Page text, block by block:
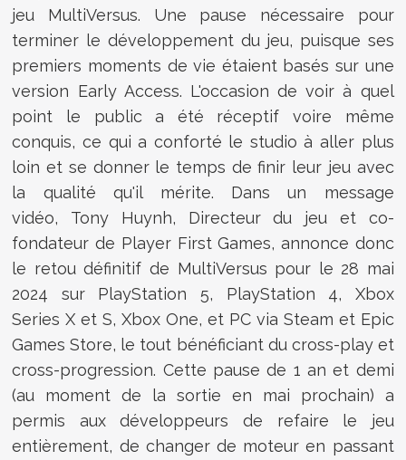
jeu MultiVersus. Une pause nécessaire pour
terminer le développement du jeu, puisque ses
premiers moments de vie étaient basés sur une
version Early Access. L'occasion de voir à quel
point le public a été réceptif voire même
conquis, ce qui a conforté le studio à aller plus
loin et se donner le temps de finir leur jeu avec
la qualité qu'il mérite. Dans un message
vidéo, Tony Huynh, Directeur du jeu et co-
fondateur de Player First Games, annonce donc
le retou définitif de MultiVersus pour le 28 mai
2024 sur PlayStation 5, PlayStation 4, Xbox
Series X et S, Xbox One, et PC via Steam et Epic
Games Store, le tout bénéficiant du cross-play et
cross-progression. Cette pause de 1 an et demi
(au moment de la sortie en mai prochain) a
permis aux développeurs de refaire le jeu
entièrement, de changer de moteur en passant